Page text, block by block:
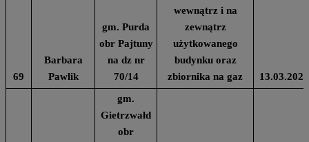
69
Barbara
Pawlik
gm. Purda
obr Pajtuny
na dz nr
70/14
wewnątrz i na
zewnątrz
użytkowanego
budynku oraz
zbiornika na gaz
13.03.2024
gm.
Gietrzwałd
obr